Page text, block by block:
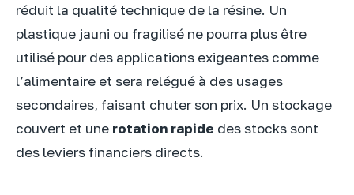
réduit la qualité technique de la résine. Un
plastique jauni ou fragilisé ne pourra plus être
utilisé pour des applications exigeantes comme
l’alimentaire et sera relégué à des usages
secondaires, faisant chuter son prix. Un stockage
couvert et une rotation rapide des stocks sont
des leviers financiers directs.